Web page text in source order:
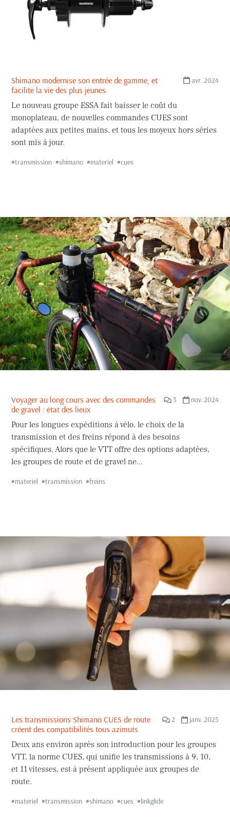
avr. 2024
Shimano modernise son entrée de gamme, et
facilite la vie des plus jeunes.
Le nouveau groupe ESSA fait baisser le coût du
monoplateau, de nouvelles commandes CUES sont
adaptées aux petites mains, et tous les moyeux hors séries
sont mis à jour.
#transmission #shimano #materiel #cues
3 nov. 2024
Voyager au long cours avec des commandes
de gravel : état des lieux
Pour les longues expéditions à vélo, le choix de la
transmission et des freins répond à des besoins
spécifiques. Alors que le VTT offre des options adaptées,
les groupes de route et de gravel ne...
#materiel #transmission #freins
2 janv. 2025
Les transmissions Shimano CUES de route
créent des compatibilités tous azimuts
Deux ans environ après son introduction pour les groupes
VTT, la norme CUES, qui unifie les transmissions à 9, 10,
et 11 vitesses, est à présent appliquée aux groupes de
route.
#materiel #transmission #shimano #cues #linkglide